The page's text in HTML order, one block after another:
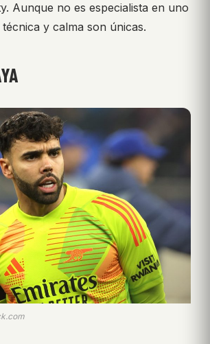
Aunque no es especialista en uno
y calma son únicas.